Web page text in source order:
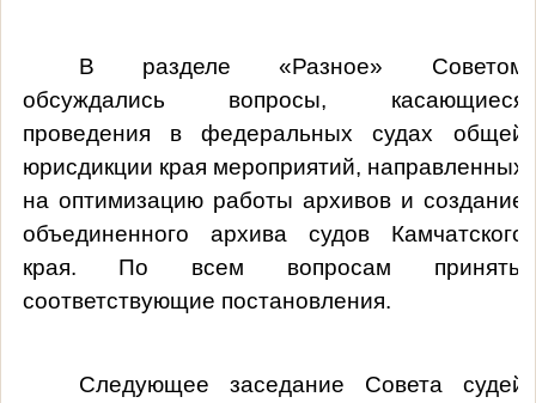
В разделе «Разное» Советом
обсуждались вопросы, касающиеся
проведения в федеральных судах общей
юрисдикции края мероприятий, направленных
на оптимизацию работы архивов и создание
объединенного архива судов Камчатского
края. По всем вопросам приняты
соответствующие постановления.
Следующее заседание Совета судей